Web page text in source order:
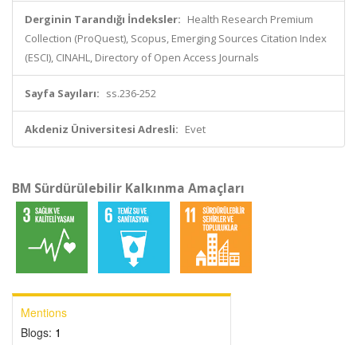
Derginin Tarandığı İndeksler: Health Research Premium
Collection (ProQuest), Scopus, Emerging Sources Citation Index
(ESCI), CINAHL, Directory of Open Access Journals
Sayfa Sayıları: ss.236-252
Akdeniz Üniversitesi Adresli: Evet
BM Sürdürülebilir Kalkınma Amaçları
Mentions
Blogs: 1